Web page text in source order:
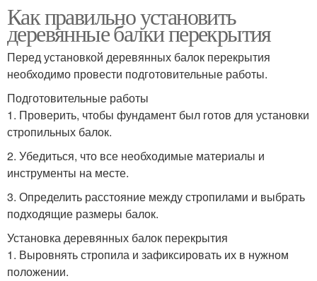
Как правильно установить
деревянные балки перекрытия
Перед установкой деревянных балок перекрытия
необходимо провести подготовительные работы.
Подготовительные работы
1. Проверить, чтобы фундамент был готов для установки
стропильных балок.
2. Убедиться, что все необходимые материалы и
инструменты на месте.
3. Определить расстояние между стропилами и выбрать
подходящие размеры балок.
Установка деревянных балок перекрытия
1. Выровнять стропила и зафиксировать их в нужном
положении.